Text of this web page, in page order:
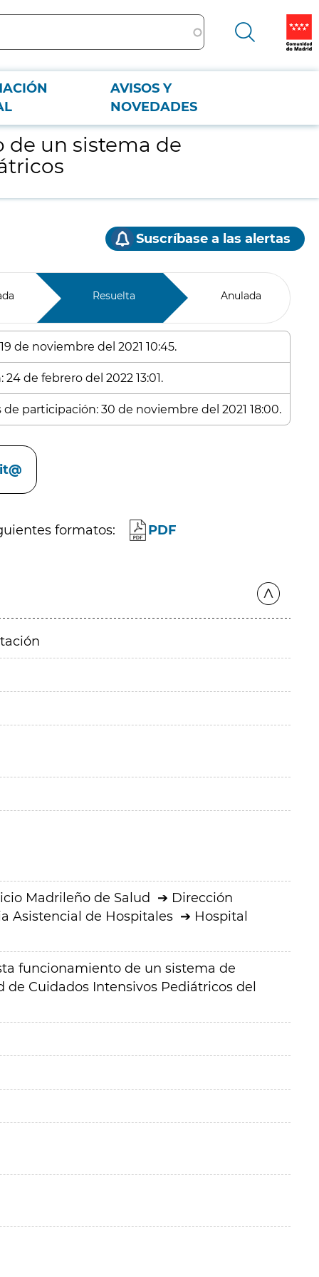
AVISOS Y
NOVEDADES
de un sistema de
Suscríbase a las alertas
Resuelta Anulada
de noviembre del 2021 10:45.
de febrero del 2022 13:01.
participación: 30 de noviembre del 2021 18:00.
formatos: PDF
Madrileño de Salud
Dirección
Asistencial de Hospitales
Hospital
funcionamiento de un sistema de
Cuidados Intensivos Pediátricos del